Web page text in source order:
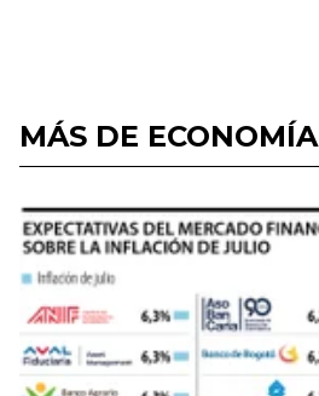
MÁS DE ECONOMÍA